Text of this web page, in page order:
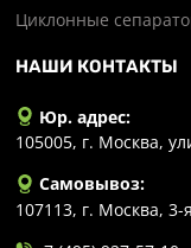
Циклонные
НАШИ КОНТАКТЫ
Юр. адрес:
105005, г. Москва,
Самовывоз:
107113, г. Москва,